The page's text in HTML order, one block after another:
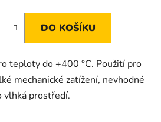
DO KOŠÍKU
teploty do +400 °C. Použití pro
mechanické zatížení, nevhodné
vlhká prostředí.